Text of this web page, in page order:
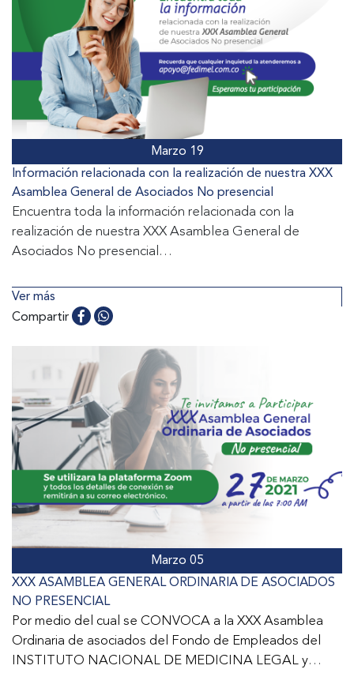
Marzo 19
Información relacionada con la realización de nuestra XXX
Asamblea General de Asociados No presencial
Encuentra toda la información relacionada con la
realización de nuestra XXX Asamblea General de
Asociados No presencial
Ver más
Compartir
Marzo 05
XXX ASAMBLEA GENERAL ORDINARIA DE ASOCIADOS
NO PRESENCIAL
Por medio del cual se CONVOCA a la XXX Asamblea
Ordinaria de asociados del Fondo de Empleados del
INSTITUTO NACIONAL DE MEDICINA LEGAL y